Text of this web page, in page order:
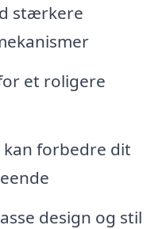
stærkere
et roligere
forbedre dit
design og stil